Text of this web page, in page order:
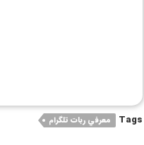
Tags معرفي ربات تلگرام